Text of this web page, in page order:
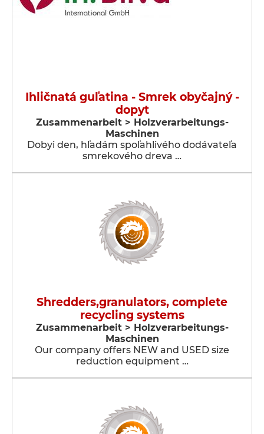
Ihličnatá guľatina - Smrek obyčajný -
dopyt
Zusammenarbeit > Holzverarbeitungs-
Maschinen
Dobyi den, hľadám spoľahlivého dodávateľa
smrekového dreva …
Shredders,granulators, complete
recycling systems
Zusammenarbeit > Holzverarbeitungs-
Maschinen
Our company offers NEW and USED size
reduction equipment …